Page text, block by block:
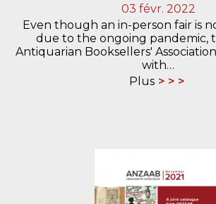
03 févr. 2022
Even though an in-person fair is
due to the ongoing pandemic,
Antiquarian Booksellers'
with…
Plus